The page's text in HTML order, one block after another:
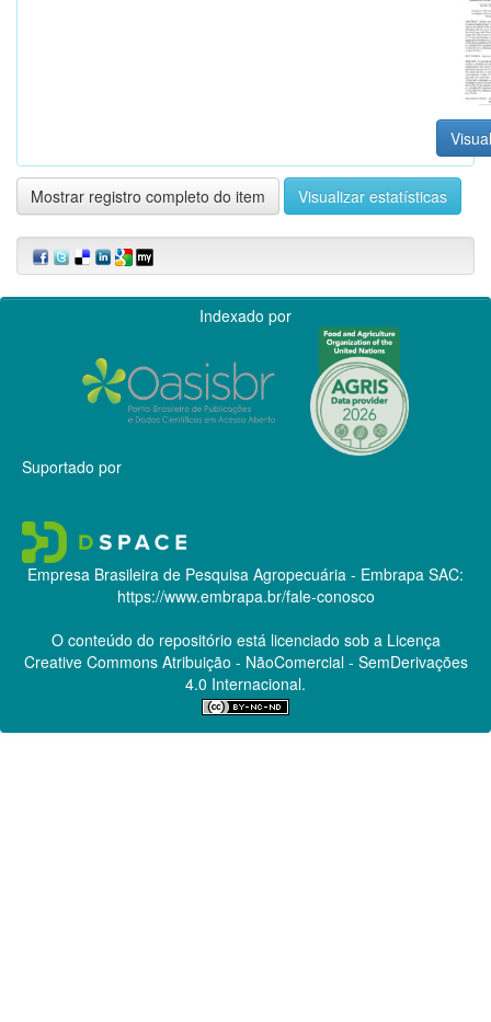
Mostrar registro completo do item Visualizar estatísticas
Indexado por
Suportado por
Empresa Brasileira de Pesquisa Agropecuária - Embrapa SAC:
https://www.embrapa.br/fale-conosco
O conteúdo do repositório está licenciado sob a Licença
Creative CommonsAtribuição - NãoComercial - SemDerivações
4.0 Internacional.